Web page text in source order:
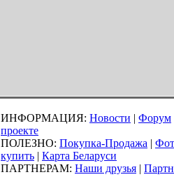
ИНФОРМАЦИЯ: Новости | Форум
проекте
ПОЛЕЗНО: Покупка-Продажа |
купить | Карта Беларуси
ПАРТНЕРАМ: Наши друзья |